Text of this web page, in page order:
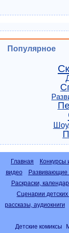
Популярное
Главная Конкурсы
видео
Развивающие
Раскраски,
Сценарии
рассказы, аудиокниги
Детские комиксы